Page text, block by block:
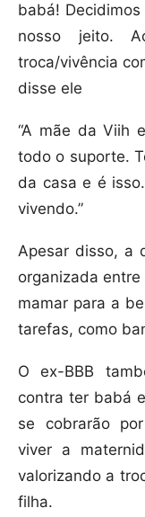
babá! Decidimos
nosso jeito.
troca/vivência
disse ele
“A mãe da Viih
todo o suporte.
da casa e é
vivendo.”
Apesar disso, a
organizada
mamar para a
tarefas, como
O ex-BBB
contra ter babá
se cobrarão
viver a
valorizando a
filha.